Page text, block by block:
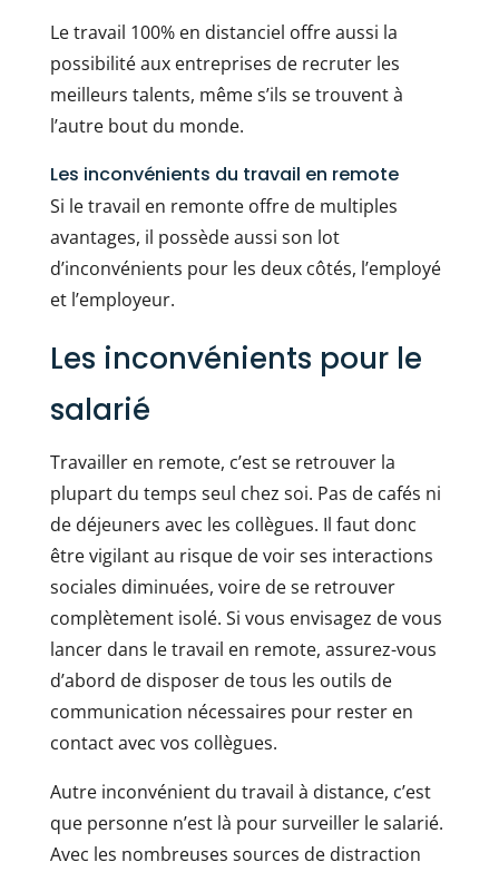
Le travail 100% en distanciel offre aussi la
possibilité aux entreprises de recruter les
meilleurs talents, même s’ils se trouvent à
l’autre bout du monde.
Les inconvénients du travail en remote
Si le travail en remonte offre de multiples
avantages, il possède aussi son lot
d’inconvénients pour les deux côtés, l’employé
et l’employeur.
Les inconvénients pour le
salarié
Travailler en remote, c’est se retrouver la
plupart du temps seul chez soi. Pas de cafés ni
de déjeuners avec les collègues. Il faut donc
être vigilant au risque de voir ses interactions
sociales diminuées, voire de se retrouver
complètement isolé. Si vous envisagez de vous
lancer dans le travail en remote, assurez-vous
d’abord de disposer de tous les outils de
communication nécessaires pour rester en
contact avec vos collègues.
Autre inconvénient du travail à distance, c’est
que personne n’est là pour surveiller le salarié.
Avec les nombreuses sources de distraction